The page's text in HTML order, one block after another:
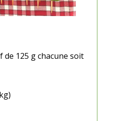
125 g chacune soit